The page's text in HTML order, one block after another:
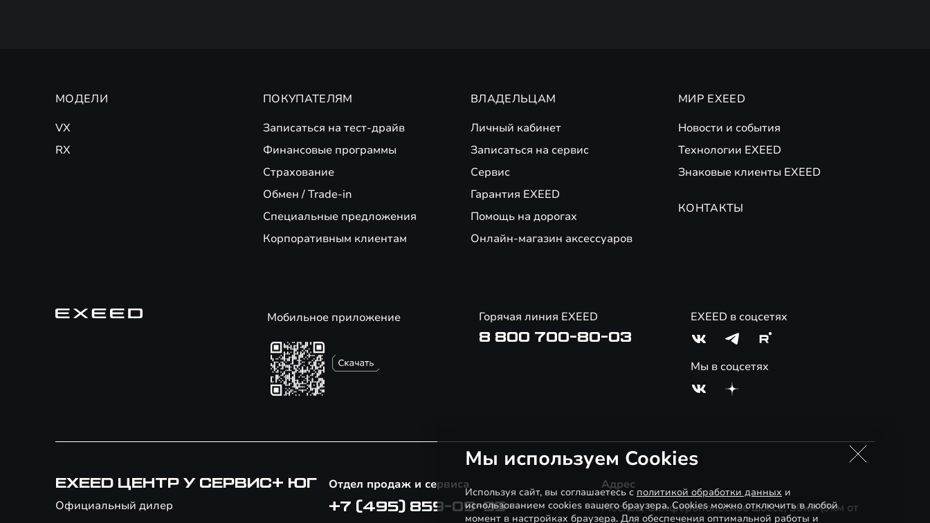
МОДЕЛИ
VX
RX
ПОКУПАТЕЛЯМ
Записаться на тест-драйв
Финансовые программы
Страхование
Обмен / Trade-in
Специальные предложения
Корпоративным клиентам
ВЛАДЕЛЬЦАМ
Личный кабинет
Записаться на сервис
Сервис
Гарантия EXEED
Помощь на дорогах
Онлайн-магазин аксессуаров
МИР EXEED
Новости и события
Технологии EXEED
Знаковые клиенты EXEED
КОНТАКТЫ
Мобильное приложение Горячая линия EXEED
8 800 700-80-03
EXEED в соцсетях
Мы в соцсетях
EXEED ЦЕНТР У СЕРВИС+ ЮГ
Официальный дилер
Отдел продаж и сервиса
+7 (495) 859-09-95
Адрес
Москва, Симферопольское шоссе, 30км (9км от
Мы используем Cookies
Используя сайт, вы соглашаетесь с политикой обработки данных и
использованием cookies вашего браузера. Cookies можно отключить в любой
момент в настройках браузера. Для обеспечения оптимальной работы и